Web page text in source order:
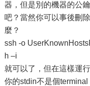
器，但是別的機器的公
吧？當然你可以事後刪
麼？
ssh -o
h –i
就可以了，但在這樣運
你的stdin不是個terminal